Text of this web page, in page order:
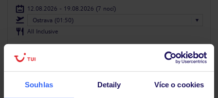
Souhlas Detaily Více o cookies
12.08.2026 - 19.08.2026 (7 nocí)
Ostrava (01:50)
All Inclusive
lehátka a slunečníky na pláži v ceně ubytování